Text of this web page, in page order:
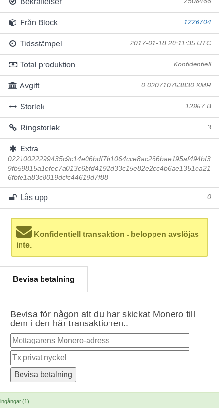
Bekräftelser
Från Block 1226704
Tidsstämpel 2017-01-18 20:11:35 UTC
Total produktion Konfidentiell
Avgift 0.020710753830 XMR
Storlek 12957 B
Ringstorlek 3
Extra
02210022299435c9c14e06bdf7b1064cce8ac266bae195af494bf3
9fb59815a1efec7a013c6bfd4192d33c15e82e2cc4b6ae1351ea21
6fbfe1a83c8019dcfc44619d7f88
Lås upp 0
Konfidentiell transaktion - beloppen avslöjas
inte.
Bevisa betalning
Bevisa för någon att du har skickat Monero till
dem i den här transaktionen.:
ingångar (1)